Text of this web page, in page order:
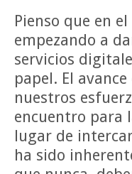
Pienso que en
empezando a
servicios
papel. El
nuestros
encuentro para
lugar de
ha sido